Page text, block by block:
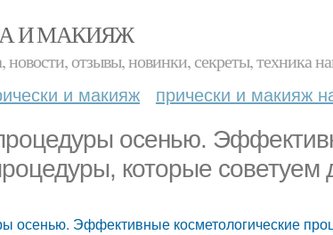
И МАКИЯЖ
отзывы, новинки, секреты, техника
и макияж прически и макияж
осенью.
которые советуем
осенью. Эффективные косметологические